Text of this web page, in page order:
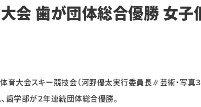
会 歯が団体総合優勝 女子
育大会スキー競技会（河野優太実行委員長∥芸術・写真
歯学部が２年連続団体総合優勝。